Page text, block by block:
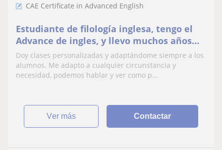
CAE Certificate in Advanced English
Estudiante de filología inglesa, tengo el
Advance de ingles, y llevo muchos años
estudiando ingles.
Doy clases personalizadas y adaptándome siempre a los
alumnos. Me adapto a cualquier circunstancia y
necesidad, podemos hablar y ver como p...
ver más Contactar